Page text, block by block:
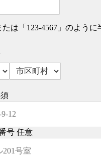
たは「123-4567」のよう
号 任意